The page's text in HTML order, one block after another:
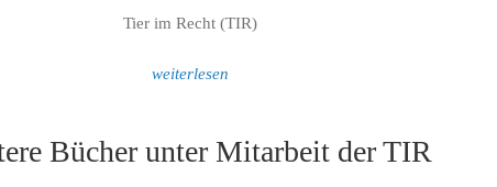
Tier im Recht (TIR)
weiterlesen
Bücher unter Mitarbeit der TIR